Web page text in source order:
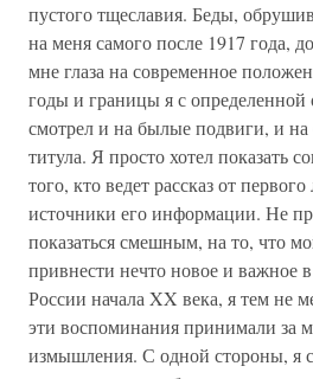
пустого тщеславия. Беды,
на меня самого после 1917 года,
мне глаза на современное
годы и границы я с определенной
смотрел и на былые подвиги, и на
титула. Я просто хотел показать
того, кто ведет рассказ от
источники его информации. Не
показаться смешным, на то, что
привнести нечто новое и важное
России начала XX века, я тем не
эти воспоминания принимали за
измышления. С одной стороны, я